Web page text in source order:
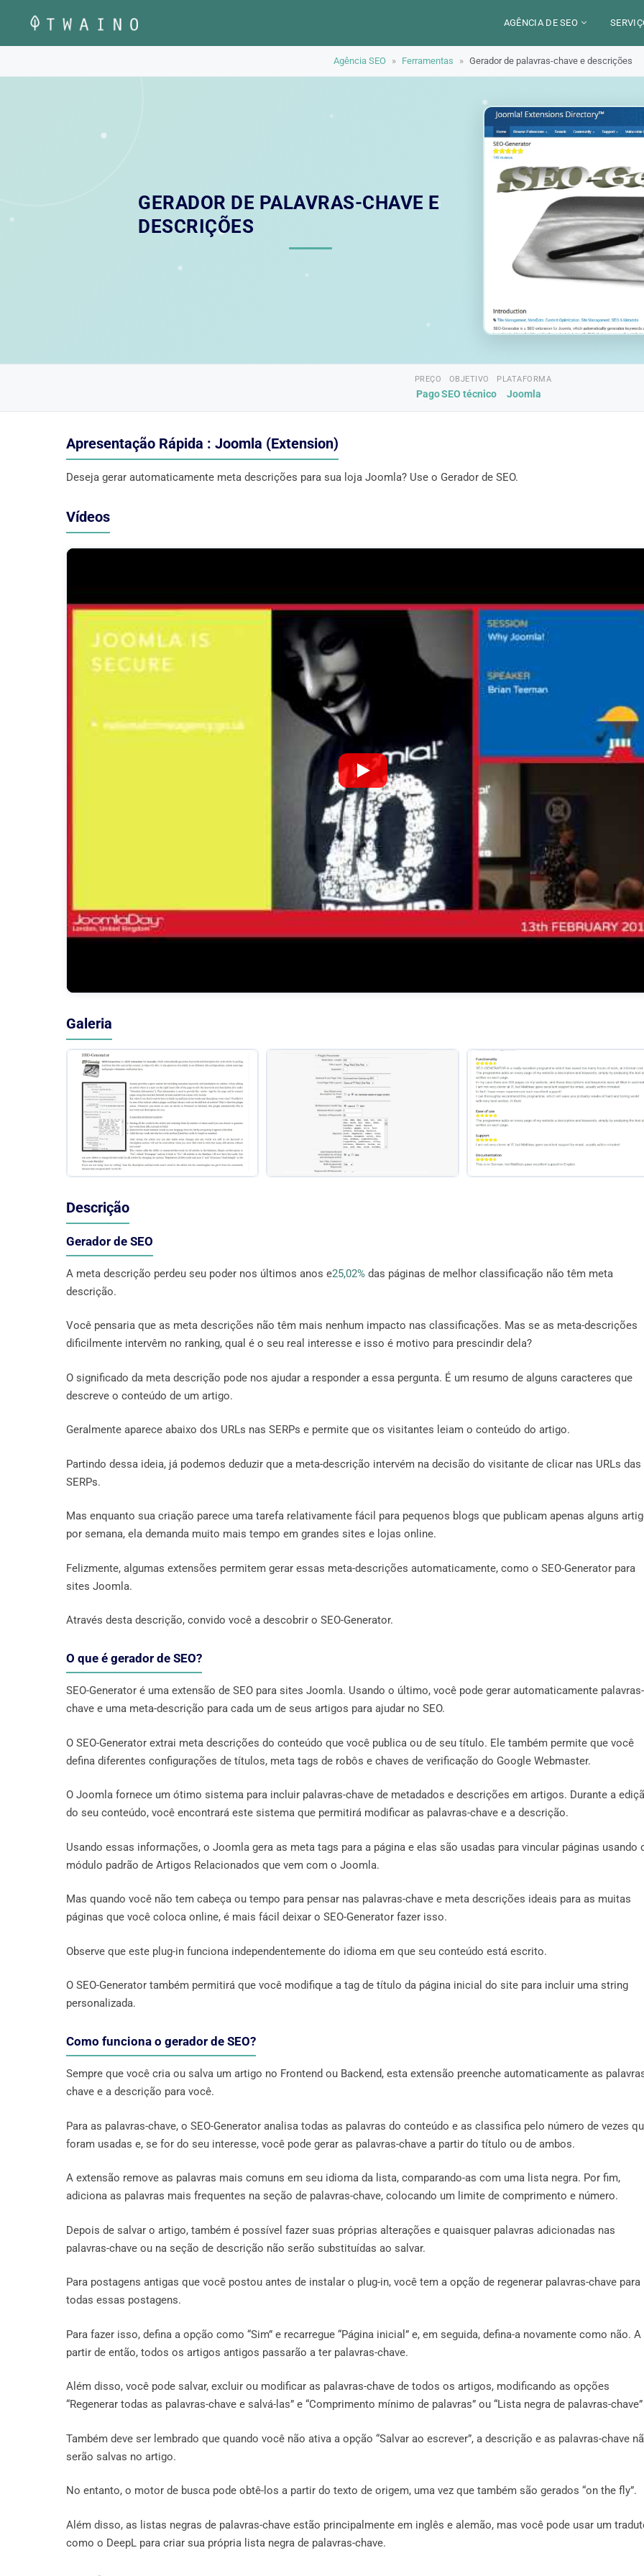
conteúdo
AGÊNCIA DE SEO
LOCALIZAÇÃO
PARIS
TRABALHO
ALEXANDRE MAROTEL
Agência SEO » Ferramentas » Gerador de palavras-chave e descrições
GERADOR DE PALAVRAS-CHAVE E
DESCRIÇÕES
PREÇO
Pago
OBJETIVO
SEO técnico
PLATAFORMA
Joomla
Apresentação Rápida : Joomla (Extension)
Deseja gerar automaticamente meta descrições para sua loja Joomla? Use o Gerador de SEO.
Vídeos
Galeria
Descrição
Gerador de SEO
A meta descrição perdeu seu poder nos últimos anos e25,02% das páginas de melhor classificação não têm meta
descrição.
Você pensaria que as meta descrições não têm mais nenhum impacto nas classificações. Mas se as meta-descrições
dificilmente intervêm no ranking, qual é o seu real interesse e isso é motivo para prescindir dela?
O significado da meta descrição pode nos ajudar a responder a essa pergunta. É um resumo de alguns caracteres que
descreve o conteúdo de um artigo.
Geralmente aparece abaixo dos URLs nas SERPs e permite que os visitantes leiam o conteúdo do artigo.
Partindo dessa ideia, já podemos deduzir que a meta-descrição intervém na decisão do visitante de clicar nas URLs das
SERPs.
Mas enquanto sua criação parece uma tarefa relativamente fácil para pequenos blogs que publicam apenas alguns
por semana, ela demanda muito mais tempo em grandes sites e lojas online.
Felizmente, algumas extensões permitem gerar essas meta-descrições automaticamente, como o SEO-Generator para
sites Joomla.
Através desta descrição, convido você a descobrir o SEO-Generator.
O que é gerador de SEO?
SEO-Generator é uma extensão de SEO para sites Joomla. Usando o último, você pode gerar automaticamente palavras-
chave e uma meta-descrição para cada um de seus artigos para ajudar no SEO.
O SEO-Generator extrai meta descrições do conteúdo que você publica ou de seu título. Ele também permite que você
defina diferentes configurações de títulos, meta tags de robôs e chaves de verificação do Google Webmaster.
O Joomla fornece um ótimo sistema para incluir palavras-chave de metadados e descrições em artigos. Durante a
do seu conteúdo, você encontrará este sistema que permitirá modificar as palavras-chave e a descrição.
Usando essas informações, o Joomla gera as meta tags para a página e elas são usadas para vincular páginas usando
módulo padrão de Artigos Relacionados que vem com o Joomla.
Mas quando você não tem cabeça ou tempo para pensar nas palavras-chave e meta descrições ideais para as muitas
páginas que você coloca online, é mais fácil deixar o SEO-Generator fazer isso.
Observe que este plug-in funciona independentemente do idioma em que seu conteúdo está escrito.
O SEO-Generator também permitirá que você modifique a tag de título da página inicial do site para incluir uma string
personalizada.
Como funciona o gerador de SEO?
Sempre que você cria ou salva um artigo no Frontend ou Backend, esta extensão preenche automaticamente as
chave e a descrição para você.
Para as palavras-chave, o SEO-Generator analisa todas as palavras do conteúdo e as classifica pelo número de vezes
foram usadas e, se for do seu interesse, você pode gerar as palavras-chave a partir do título ou de ambos.
A extensão remove as palavras mais comuns em seu idioma da lista, comparando-as com uma lista negra. Por fim,
adiciona as palavras mais frequentes na seção de palavras-chave, colocando um limite de comprimento e número.
Depois de salvar o artigo, também é possível fazer suas próprias alterações e quaisquer palavras adicionadas nas
palavras-chave ou na seção de descrição não serão substituídas ao salvar.
Para postagens antigas que você postou antes de instalar o plug-in, você tem a opção de regenerar palavras-chave para
todas essas postagens.
Para fazer isso, defina a opção como “Sim” e recarregue “Página inicial” e, em seguida, defina-a novamente como não. A
partir de então, todos os artigos antigos passarão a ter palavras-chave.
Além disso, você pode salvar, excluir ou modificar as palavras-chave de todos os artigos, modificando as opções
“Regenerar todas as palavras-chave e salvá-las” e “Comprimento mínimo de palavras” ou “Lista negra de palavras-
Também deve ser lembrado que quando você não ativa a opção “Salvar ao escrever”, a descrição e as palavras-chave
serão salvas no artigo.
No entanto, o motor de busca pode obtê-los a partir do texto de origem, uma vez que também são gerados “on the fly”.
Além disso, as listas negras de palavras-chave estão principalmente em inglês e alemão, mas você pode usar um
como o DeepL para criar sua própria lista negra de palavras-chave.